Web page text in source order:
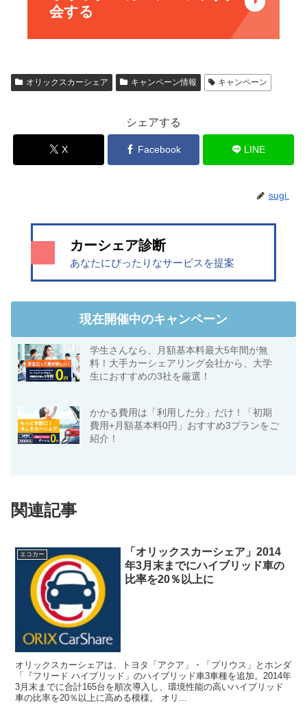
会する
オリックスカーシェア キャンペーン情報 キャンペーン
シェアする
X Facebook LINE
sugi.
カーシェア診断
あなたにぴったりなサービスを提案
現在開催中のキャンペーン
学生さんなら、月額基本料最大5年間が無
料！大手カーシェアリング会社から、大学
生におすすめの3社を厳選！
かかる費用は「利用した分」だけ！「初期
費用+月額基本料0円」おすすめ3プランをご
紹介！
関連記事
エコカー
「オリックスカーシェア」2014
年3月末までにハイブリッド車の
比率を20％以上に
オリックスカーシェアは、トヨタ「アクア」・「プリウス」とホンダ
「『フリード ハイブリッド」のハイブリッド車3車種を追加。2014年
3月末までに合計165台を順次導入し、環境性能の高いハイブリッド
車の比率を20％以上に高める模様。 オリ...